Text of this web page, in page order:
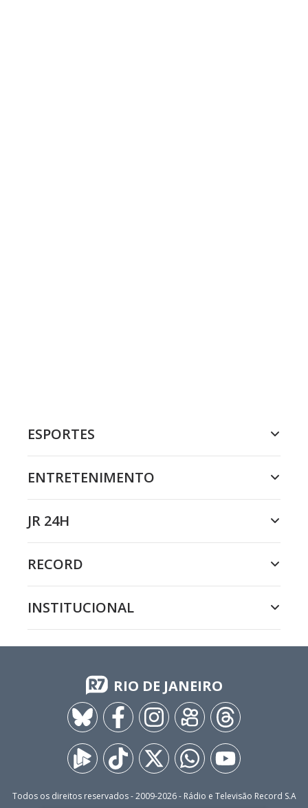
ESPORTES
ENTRETENIMENTO
JR 24H
RECORD
INSTITUCIONAL
RIO DE JANEIRO
Todos os direitos reservados - 2009-2026- Rádio e Televisão Record S.A